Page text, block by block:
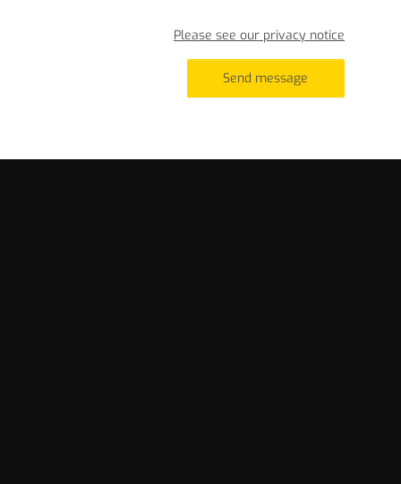
Please see our privacy notice
Send message